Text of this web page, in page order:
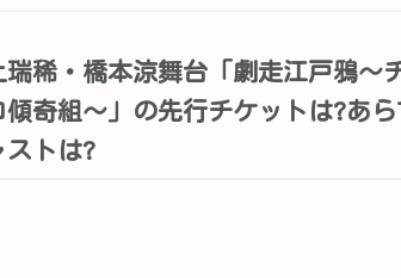
瑞稀・橋本涼舞台「劇走江戸鴉～
傾奇組～」の先行チケットは?あら
ストは?